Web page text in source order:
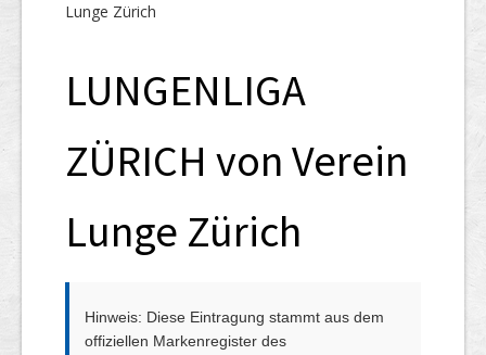
Links
Lunge Zürich
LUNGENLIGA
ZÜRICH von Verein
Lunge Zürich
Hinweis: Diese Eintragung stammt aus dem
offiziellen Markenregister des